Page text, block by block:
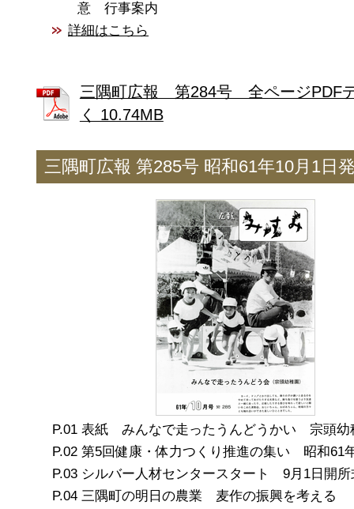
意 行事案内
詳細はこちら
三隅町広報 第284号 全ページPDF
く 10.74MB
三隅町広報 第285号 昭和61年10月1日
表紙 みんなで走ったうんどうかい 宗頭幼
第5回健康・体力つくり推進の集い 昭和61
シルバー人材センタースタート 9月1日開所
三隅町の明日の農業 麦作の振興を考える